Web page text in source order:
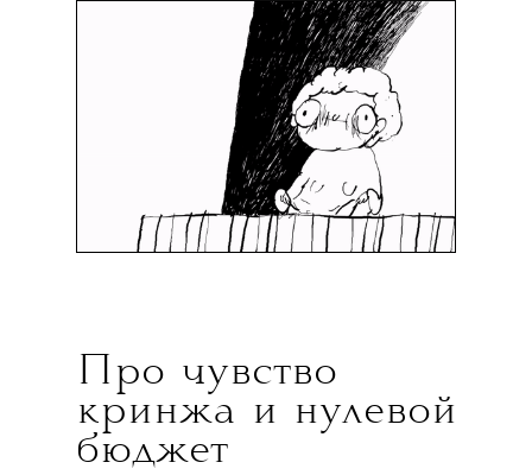
Про чувство
кринжа и нулевой
бюджет